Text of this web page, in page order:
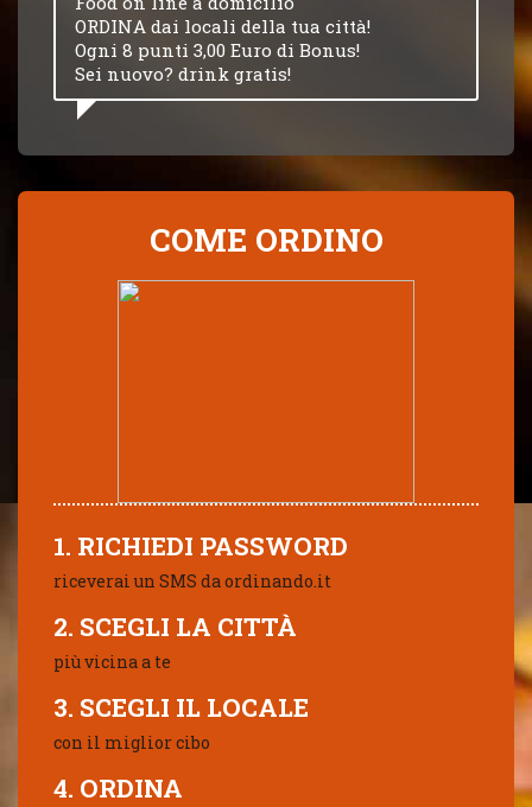
ORDINA dai locali della tua città!
Ogni 8 punti 3,00 Euro di Bonus!
Sei nuovo? drink gratis!
COME ORDINO
1. RICHIEDI PASSWORD
riceverai un SMS da ordinando.it
2. SCEGLI LA CITTÀ
più vicina a te
3. SCEGLI IL LOCALE
con il miglior cibo
4. ORDINA